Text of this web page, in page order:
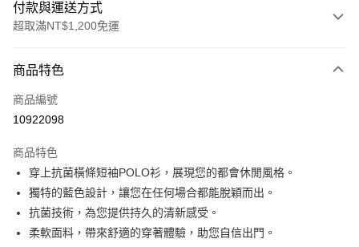
付款與運送方式
超取滿NT$1,200免運
信用卡一次付款
超商取貨付款
Apple Pay
悠遊付
Google Pay
商品特色
商品編號
10922098
商品特色
穿上抗菌橫條短袖POLO衫，展現您的都會休閒風格。
獨特的藍色設計，讓您在任何場合都能脫穎而出。
抗菌技術，為您提供持久的清新感受。
柔軟面料，帶來舒適的穿著體驗，助您自信出門。